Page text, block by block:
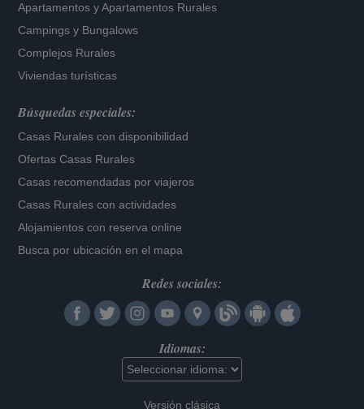
Apartamentos yApartamentos Rurales
Campings y Bungalows
Complejos Rurales
Viviendas turísticas
Búsquedas especiales:
Casas Rurales con disponibilidad
Ofertas Casas Rurales
Casas recomendadas por viajeros
Casas Rurales con actividades
Alojamientos con reserva online
Busca por ubicación en el mapa
Redes sociales:
Idiomas:
Versión clásica